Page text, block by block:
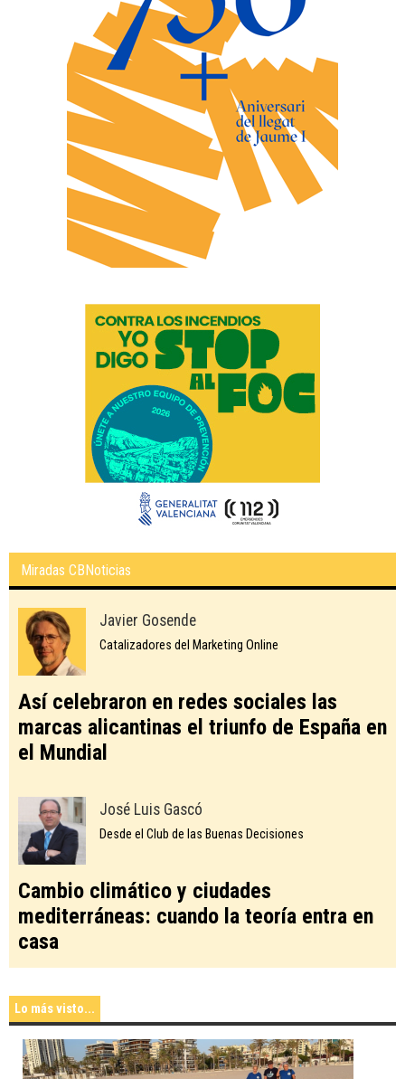
Miradas CBNoticias
Javier Gosende
Catalizadores del Marketing Online
Así celebraron en redes sociales las
marcas alicantinas el triunfo de España en
el Mundial
José Luis Gascó
Desde el Club de las Buenas Decisiones
Cambio climático y ciudades
mediterráneas: cuando la teoría entra en
casa
Lo más visto...